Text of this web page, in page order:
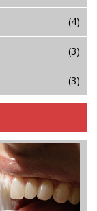
(4)
(3)
(3)